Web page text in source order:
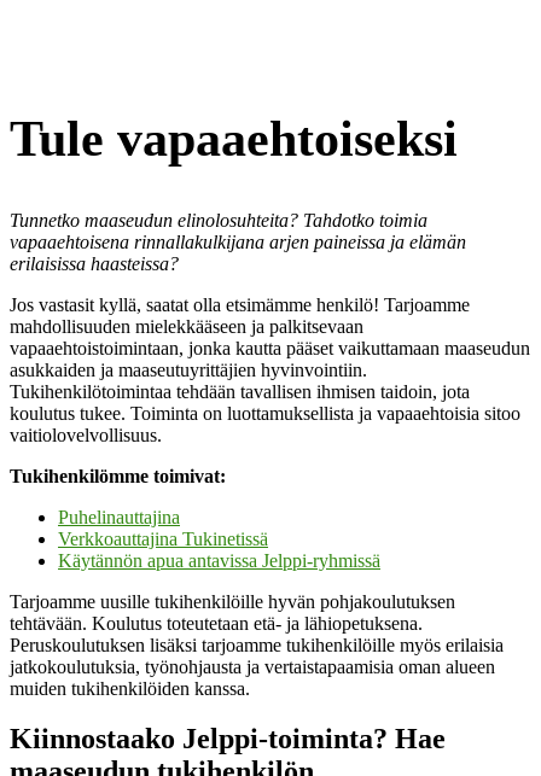
Tule vapaaehtoiseksi
Tunnetko maaseudun elinolosuhteita? Tahdotko toimia
vapaaehtoisena rinnallakulkijana arjen paineissa ja elämän
erilaisissa haasteissa?
Jos vastasit kyllä, saatat olla etsimämme henkilö! Tarjoamme
mahdollisuuden mielekkääseen ja palkitsevaan
vapaaehtoistoimintaan, jonka kautta pääset vaikuttamaan maaseudun
asukkaiden ja maaseutuyrittäjien hyvinvointiin.
Tukihenkilötoimintaa tehdään tavallisen ihmisen taidoin, jota
koulutus tukee. Toiminta on luottamuksellista ja vapaaehtoisia sitoo
vaitiolovelvollisuus.
Tukihenkilömme toimivat:
Puhelinauttajina
Verkkoauttajina Tukinetissä
Käytännön apua antavissa Jelppi-ryhmissä
Tarjoamme uusille tukihenkilöille hyvän pohjakoulutuksen
tehtävään. Koulutus toteutetaan etä- ja lähiopetuksena.
Peruskoulutuksen lisäksi tarjoamme tukihenkilöille myös erilaisia
jatkokoulutuksia, työnohjausta ja vertaistapaamisia oman alueen
muiden tukihenkilöiden kanssa.
Kiinnostaako Jelppi-toiminta? Hae